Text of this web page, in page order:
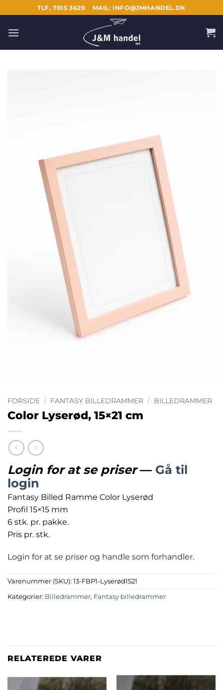
til
indhold
TLF. 7015 3620 MAIL: INFO@JMHANDEL.DK
FORSIDE / FANTASY BILLEDRAMMER / BILLEDRAMMER
Color Lyserød, 15×21 cm
Login for at se priser— Gå til
login
Fantasy Billed Ramme Color Lyserød
Profil 15×15 mm
6 stk. pr. pakke.
Pris pr. stk.
Login for at se priser og handle som forhandler.
Varenummer (SKU): 13-FBP1-Lyserød1521
Kategorier: Billedrammer, Fantasy billedrammer
RELATEREDE VARER